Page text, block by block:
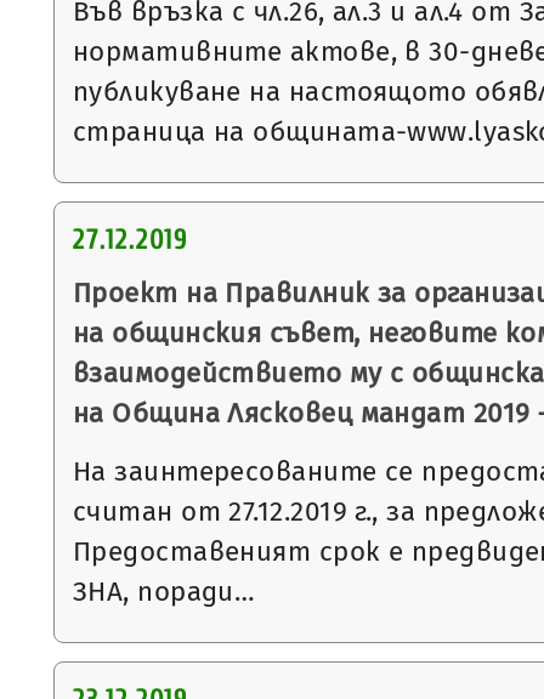
Във връзка с чл.26, ал.3 и ал.4 от
нормативните актове, в 30-
публикуване на настоящото
страница на общината-
27.12.2019
Проект на Правилник за
на общинския съвет, неговите
взаимодействието му с
на Община Лясковец мандат 2019
На заинтересованите се
считан от 27.12.2019 г., за
Предоставеният срок е
ЗНА, поради…